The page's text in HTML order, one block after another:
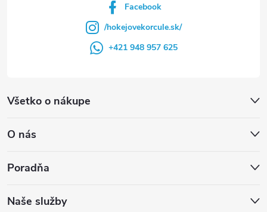
Všetko o nákupe
O nás
Poradňa
Naše služby
Facebook
/hokejovekorcule.sk/
+421 948 957 625